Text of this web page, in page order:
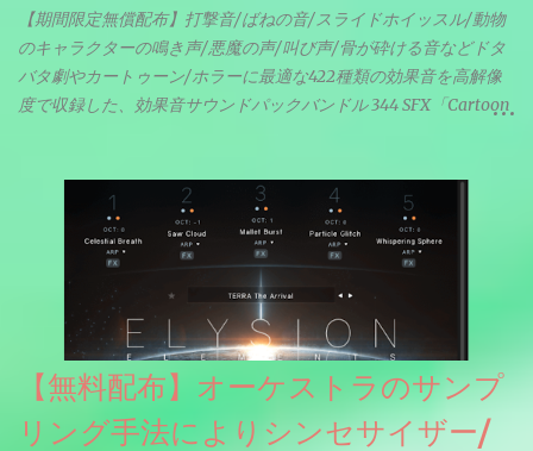
【期間限定無償配布】打撃音/ばねの音/スライドホイッスル/動物
のキャラクターの鳴き声/悪魔の声/叫び声/骨が砕ける音などドタ
バタ劇やカートゥーン/ホラーに最適な422種類の効果音を高解像
度で収録した、効果音サウンドパックバンドル 344 SFX「Cartoon
【無料配布】オーケストラのサンプ
リング手法によりシンセサイザー/